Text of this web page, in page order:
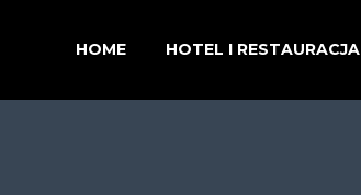
HOME HOTEL I RESTAURACJA